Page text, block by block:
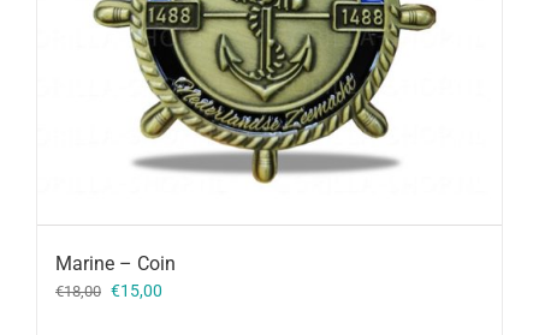
Marine – Coin
€18,00 Oorspronkelijke
€15,00